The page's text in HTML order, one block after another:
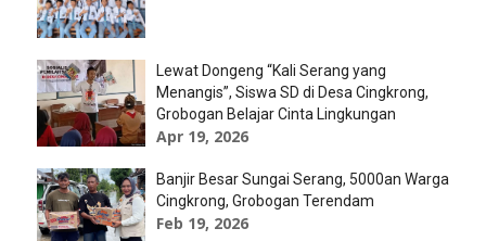
Lewat Dongeng “Kali Serang yang
Menangis”, Siswa SD di Desa Cingkrong,
Grobogan Belajar Cinta Lingkungan
Apr 19, 2026
Banjir Besar Sungai Serang, 5000an Warga
Cingkrong, Grobogan Terendam
Feb 19, 2026